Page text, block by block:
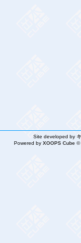
Site developed by
Powered by XOOPS Cube ©